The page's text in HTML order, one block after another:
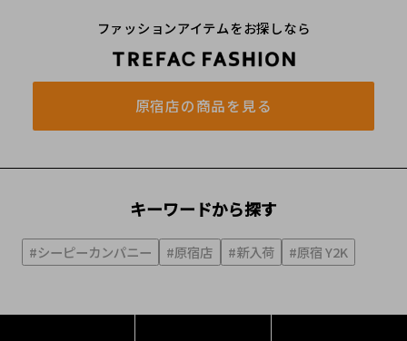
ファッションアイテムをお探しなら
原宿店の商品を見る
キーワードから探す
#シーピーカンパニー #原宿店 #新入荷 #原宿 Y2K